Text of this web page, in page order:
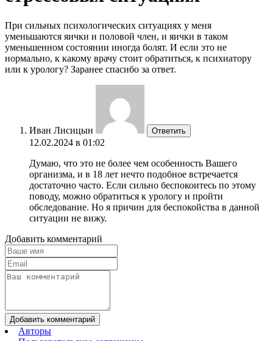
При сильных психологических ситуациях у меня
уменьшаются яички и половой член, и яички в таком
уменьшенном состоянии иногда болят. И если это не
нормально, к какому врачу стоит обратиться, к психиатору
или к урологу? Заранее спасибо за ответ.
Иван Лисицын Ответить
12.02.2024 в 01:02
Думаю, что это не более чем особенность Вашего
организма, и в 18 лет нечто подобное встречается
достаточно часто. Если сильно беспокоитесь по этому
поводу, можно обратиться к урологу и пройти
обследование. Но я причин для беспокойства в данной
ситуации не вижу.
Добавить комментарий
Добавить комментарий
Авторы